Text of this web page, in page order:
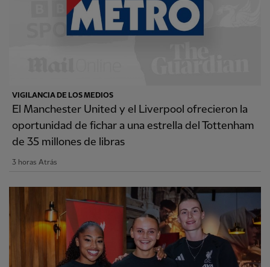
VIGILANCIA DE LOS MEDIOS
El Manchester United y el Liverpool ofrecieron la
oportunidad de fichar a una estrella del Tottenham
de 35 millones de libras
3 horas Atrás